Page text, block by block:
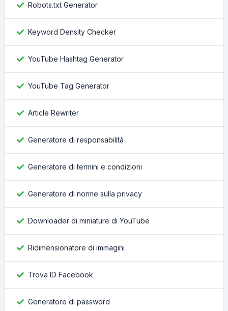
Robots.txt Generator
Keyword Density Checker
YouTube Hashtag Generator
YouTube Tag Generator
Article Rewriter
Generatore di responsabilità
Generatore di termini e condizioni
Generatore di norme sulla privacy
Downloader di miniature di YouTube
Ridimensionatore di immagini
Trova ID Facebook
Generatore di password